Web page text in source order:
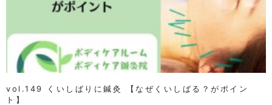
vol.149 くいしばりに鍼灸 【なぜくいしばる？がポイン
ト】